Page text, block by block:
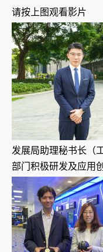
请按上图观看影片
发展局助理秘书长（
部门积极研发及应用